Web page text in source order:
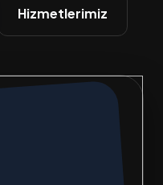
Hizmetlerimiz